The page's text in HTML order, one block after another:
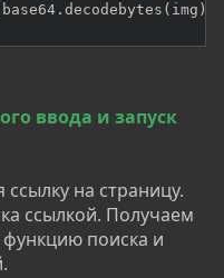
base64 . decodebytes ( img )
ввода и запуск
на страницу.
ссылкой. Получаем
поиска и